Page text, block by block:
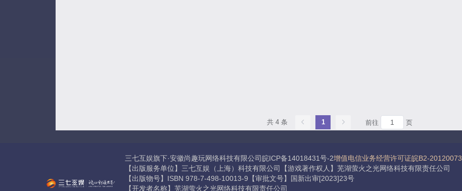
共 4 条 1 前往 页
三七互娱旗下·安徽尚趣玩网络科技有限公司皖ICP备14018431号-2增值电信业务经营许可证皖B2-20120073
【出版服务单位】三七互娱（上海）科技有限公司【游戏著作权人】芜湖萤火之光网络科技有限责任公司
【出版物号】ISBN 978-7-498-10013-9【审批文号】国新出审[2023]23号
【开发者名称】芜湖萤火之光网络科技有限责任公司